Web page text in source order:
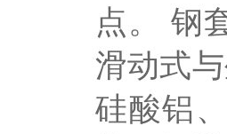
点。 钢
滑动式
硅酸铝